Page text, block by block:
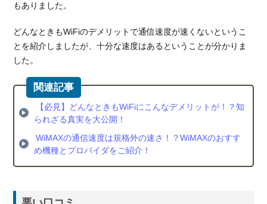
もありました。
どんなときもWiFiのデメリットで通信速度が速くないというこ
とを紹介しましたが、十分な速度はあるということが分かりま
した。
【必見】どんなときもWiFiにこんなデメリットが！？知
られざる真実を大公開！
WiMAXの通信速度は規格外の速さ！？WiMAXのおすす
め機種とプロバイダをご紹介！